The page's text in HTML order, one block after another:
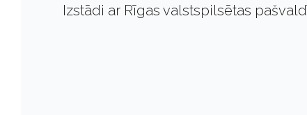
Izstādi ar Rīgas valstspilsētas